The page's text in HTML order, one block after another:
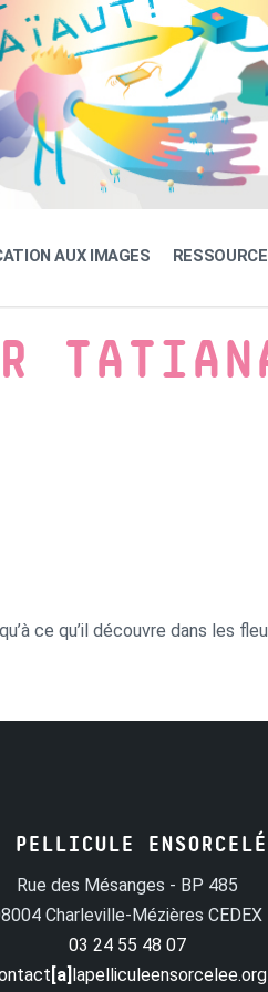
AUX IMAGES
ce qu’il découvre dans les
PELLICULE
Rue des Mésanges - BP 485
Charleville-Mézières CEDEX
03 24 55 48 07
[a] lapelliculeensorcelee.org